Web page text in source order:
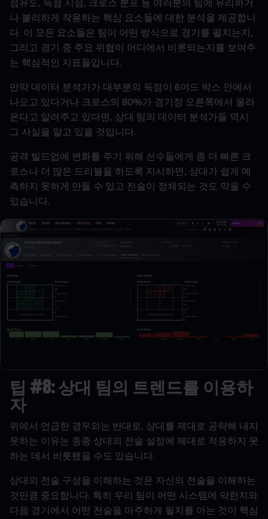
점유도, 득점 시점 , 크로스 분포 등 여러분의 팀에 유리하거
나 불리하게 작용하는 핵심 요소들에 대한 분석을 제공합니
다. 이 모든 요소들은 팀이 어떤 방식으로 경기를 펼치는지 ,
그리고 경기 중 주요 위협이 어디에서 비롯되는지를 보여주
는 핵심적인 지표들입니다.
만약 데이터 분석가가 대부분의 득점이 6야드 박스 안에서
나오고 있다거나 크로스의 80%가 경기장 오른쪽에서 올라
온다고 알려주고 있다면, 상대 팀의 데이터 분석가들 역시
그 사실을 알고 있을 것입니다.
공격 빌드업에 변화를 주기 위해 선수들에게 좀 더 빠른 크
로스나 더 많은 드리블을 하도록 지시하면, 상대가 쉽게 예
측하지 못하게 만들 수 있고 전술이 정체되는 것도 막을 수
있습니다.
팁 #8:상대 팀의 트렌드를 이용하
자
위에서 언급한 경우와는 반대로, 상대를 제대로 공략해 내지
못하는 이유는 종종 상대의 전술 설정에 제대로 적응하지 못
하는 데서 비롯됐을 수도 있습니다.
상대의 전술 구성을 이해하는 것은 자신의 전술을 이해하는
것만큼 중요합니다. 특히 우리 팀이 어떤 시스템에 약한지와
다음 경기에서 어떤 전술을 마주하게 될지를 아는 것이 핵심